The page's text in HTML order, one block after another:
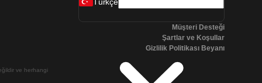
ve herhangi
Müşteri Desteği
Şartlar ve Koşullar
Gizlilik Politikası Beyanı